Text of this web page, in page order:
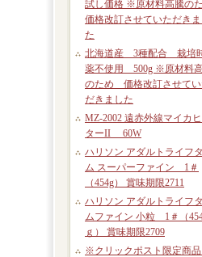
試し価格 ※原材料高騰の
価格改訂させていただきま
た
北海道産 3種配合 栽培
薬不使用 500g ※原材料
のため 価格改訂させてい
だきました
MZ-2002 遠赤外線マイカ
ターII 60W
ハリソン アダルトライフ
ム スーパーファイン 1＃
（454g） 賞味期限2711
ハリソン アダルトライフ
ムファイン 小粒 1＃（
ｇ） 賞味期限2709
※クリックポスト限定商